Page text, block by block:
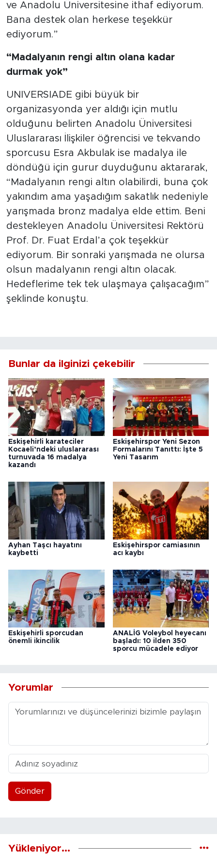
ve Anadolu Üniversitesine ithaf ediyorum.
Bana destek olan herkese teşekkür
ediyorum.”
“Madalyanın rengi altın olana kadar
durmak yok”
UNIVERSIADE gibi büyük bir
organizasyonda yer aldığı için mutlu
olduğunu belirten Anadolu Üniversitesi
Uluslararası İlişkiler öğrencisi ve tekvando
sporcusu Esra Akbulak ise madalya ile
döndüğü için gurur duyduğunu aktararak,
“Madalyanın rengi altın olabilirdi, buna çok
yakındım ama yaşadığım sakatlık nedeniyle
yarışmada bronz madalya elde ettim. Beni
destekleyen Anadolu Üniversitesi Rektörü
Prof. Dr. Fuat Erdal’a çok teşekkür
ediyorum. Bir sonraki yarışmada ne olursa
olsun madalyanın rengi altın olacak.
Hedeflerime tek tek ulaşmaya çalışacağım”
şeklinde konuştu.
Bunlar da ilginizi çekebilir
Eskişehirli karateciler
Kocaeli’ndeki uluslararası
turnuvada 16 madalya
kazandı
Eskişehirspor Yeni Sezon
Formalarını Tanıttı: İşte 5
Yeni Tasarım
Ayhan Taşcı hayatını
kaybetti
Eskişehirspor camiasının
acı kaybı
Eskişehirli sporcudan
önemli ikincilik
ANALİG Voleybol heyecanı
başladı: 10 ilden 350
sporcu mücadele ediyor
Yorumlar
Gönder
Yükleniyor...